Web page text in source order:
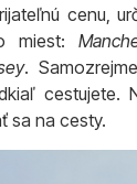
cenu,
miest:
.
cestujete.
sa na cesty.